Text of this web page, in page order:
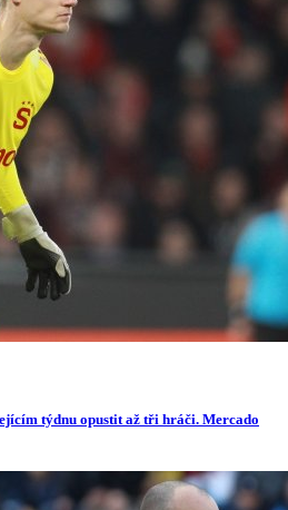
týdnu opustit až tři hráči. Mercado